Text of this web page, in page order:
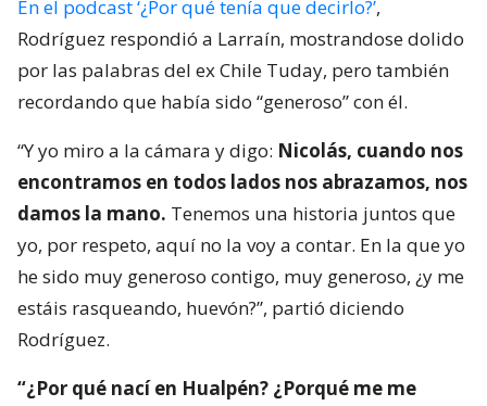
En el podcast ‘¿Por qué tenía que decirlo?’,
Rodríguez respondió a Larraín, mostrandose dolido
por las palabras del ex Chile Tuday, pero también
recordando que había sido “generoso” con él.
“Y yo miro a la cámara y digo: Nicolás, cuando nos
encontramos en todos lados nos abrazamos, nos
damos la mano. Tenemos una historia juntos que
yo, por respeto, aquí no la voy a contar. En la que yo
he sido muy generoso contigo, muy generoso, ¿y me
estáis rasqueando, huevón?”, partió diciendo
Rodríguez.
“¿Por qué nací en Hualpén? ¿Porqué me me